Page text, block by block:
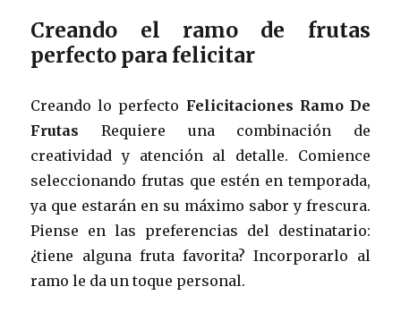
Creando el ramo de frutas
perfecto para felicitar
Creando lo perfecto Felicitaciones Ramo De
Frutas Requiere una combinación de
creatividad y atención al detalle. Comience
seleccionando frutas que estén en temporada,
ya que estarán en su máximo sabor y frescura.
Piense en las preferencias del destinatario:
¿tiene alguna fruta favorita? Incorporarlo al
ramo le da un toque personal.